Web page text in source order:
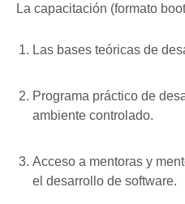
La capacitación (formato
Las bases teóricas de
Programa práctico de
ambiente controlado.
Acceso a mentoras y
el desarrollo de software.